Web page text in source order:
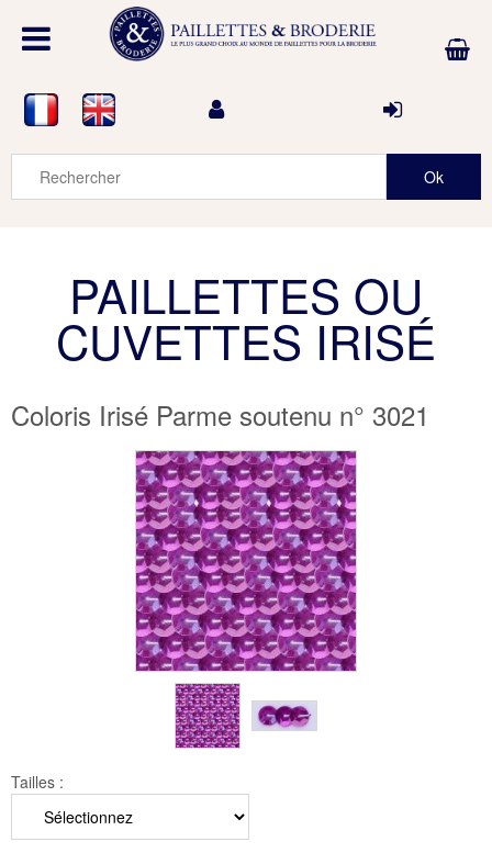
PAILLETTES OU
CUVETTES IRISÉ
Coloris Irisé Parme soutenu n° 3021
Tailles :